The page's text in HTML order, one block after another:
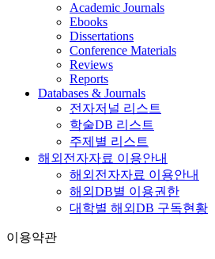
Academic Journals
Ebooks
Dissertations
Conference Materials
Reviews
Reports
Databases & Journals
전자저널 리스트
학술DB 리스트
주제별 리스트
해외전자자료 이용안내
해외전자자료 이용안내
해외DB별 이용권한
대학별 해외DB 구독현황
이용약관